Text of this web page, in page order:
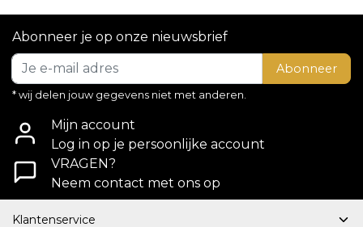
Abonneer je op onze nieuwsbrief
Abonneer
* wij delen jouw gegevens niet met anderen.
Mijn account
Log in op je persoonlijke account
VRAGEN?
Neem contact met ons op
Klantenservice